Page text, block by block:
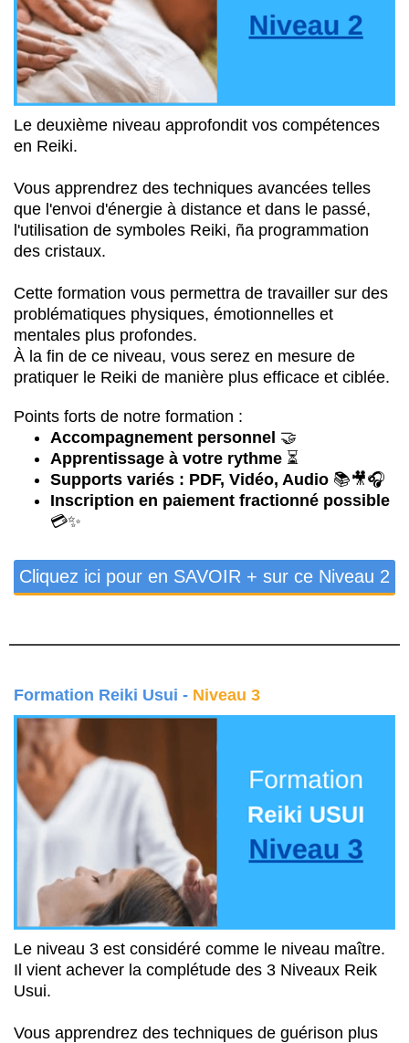
Le deuxième niveau approfondit vos compétences
en Reiki.
Vous apprendrez des techniques avancées telles
que l'envoi d'énergie à distance et dans le passé,
l'utilisation de symboles Reiki, ña programmation
des cristaux.
Cette formation vous permettra de travailler sur des
problématiques physiques, émotionnelles et
mentales plus profondes.
À la fin de ce niveau, vous serez en mesure de
pratiquer le Reiki de manière plus efficace et ciblée.
Points forts de notre formation :
Accompagnement personnel 🤝
Apprentissage à votre rythme ⏳
Supports variés : PDF, Vidéo, Audio 📚🎥🎧
Inscription en paiement fractionné possible
💳✨
Cliquez ici pour en SAVOIR + sur ce Niveau 2
Formation Reiki Usui - Niveau 3
Le niveau 3 est considéré comme le niveau maître.
Il vient achever la complétude des 3 Niveaux Reik
Usui.
Vous apprendrez des techniques de guérison plus